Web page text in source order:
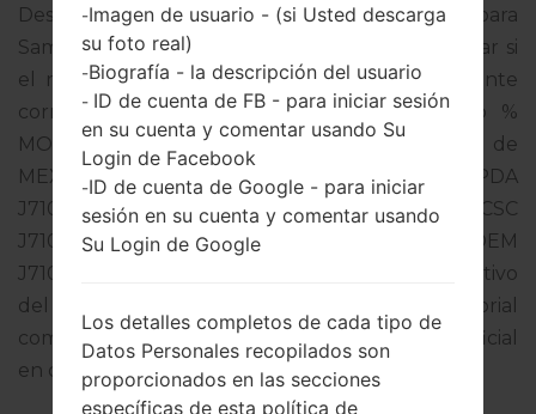
Descargue la última actualización de firmware para
Samsung Galaxy J7 2016, pero no olvide verificar si
el número de modelo de su teléfono inteligente
corresponde al número de modelo indicado %
MODEL%. El código del firmware es MXO de
MEXICO. El producto viene con la versión PDA
J710MNVJS4CSF1 y la versión CSC
J710MNUUB4CSA2,Versión de MODEM
J710MNUBS4CSG2. La versión del sistema operativo
del firmware dado es Android Oreo 8.1.0. Tutorial
completo sobre cómo actualizar el firmware oficial
en dispositivos Samsung aquí
-Imagen de usuario - (si Usted descarga
su foto real)
-Biografía - la descripción del usuario
- ID de cuenta de FB - para iniciar sesión
en su cuenta y comentar usando Su
Login de Facebook
-ID de cuenta de Google - para iniciar
sesión en su cuenta y comentar usando
Su Login de Google
Los detalles completos de cada tipo de
Datos Personales recopilados son
proporcionados en las secciones
específicas de esta política de